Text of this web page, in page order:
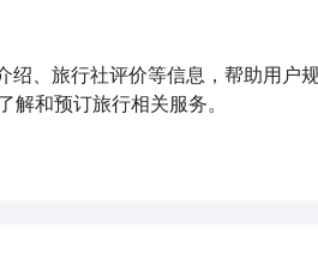
绍、旅行社评价等信息，帮助用户
和预订旅行相关服务。